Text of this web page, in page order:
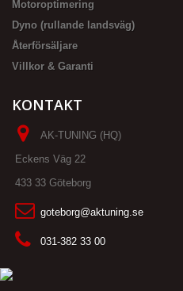
Motoroptimering
Dyno (rullande landsväg)
Återförsäljare
Villkor & Garanti
KONTAKT
AK-TUNING (HQ)
Eckens Väg 22
433 33 Göteborg
goteborg@aktuning.se
031-382 33 00